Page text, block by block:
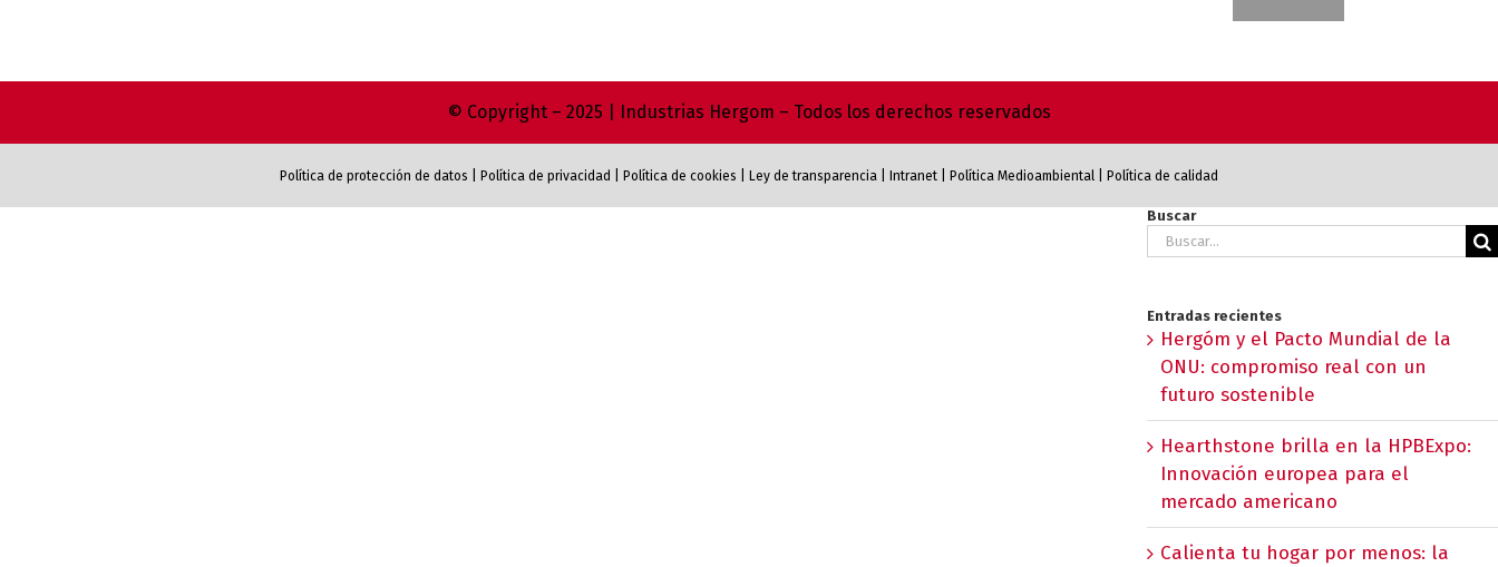
© Copyright – 2025 | Industrias Hergom – Todos los derechos reservados
Política de protección de datos Política de privacidad Política de cookies Ley de transparencia Intranet Política Medioambiental Política de calidad
Buscar
Buscar:
Entradas recientes
Hergóm y el Pacto Mundial de la
ONU: compromiso real con un
futuro sostenible
Hearthstone brilla en la HPBExpo:
Innovación europea para el
mercado americano
Calienta tu hogar por menos: la